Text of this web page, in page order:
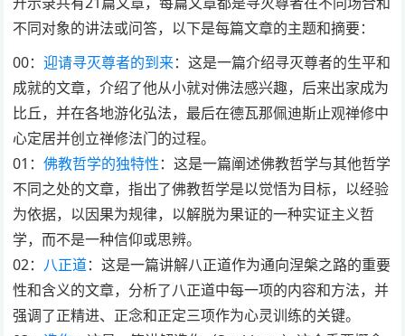
不同对象的讲法或问答，以下是每篇文章的主题和摘要：
00：迎请寻灭尊者的到来：这是一篇介绍寻灭尊者的生平和
成就的文章，介绍了他从小就对佛法感兴趣，后来出家成为
比丘，并在各地游化弘法，最后在德瓦那佩迪斯止观禅修中
心定居并创立禅修法门的过程。
01：佛教哲学的独特性：这是一篇阐述佛教哲学与其他哲学
不同之处的文章，指出了佛教哲学是以觉悟为目标，以经验
为依据，以因果为规律，以解脱为果证的一种实证主义哲
学，而不是一种信仰或思辨。
02： 八正道：这是一篇讲解八正道作为通向涅槃之路的重要
性和含义的文章，分析了八正道中每一项的内容和方法，并
强调了正精进、正念和正定三项作为心灵训练的关键。